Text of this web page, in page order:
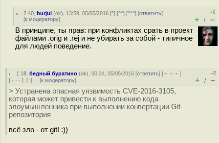
2.40 ,burjui (ok), 13:59, 05/05/2016 [^] [^^] [^^^] [ответить]
[к модератору]
+6
+ / –
В принципе, ты прав: при конфликтах срать в проект
файлами .orig и .rej и не убирать за собой - типичное
для людей поведение.
1.18 ,бедный буратино (ok), 00:24, 05/05/2016 [ответить] [ ﹢﹢﹢]
[ · · · ] [↑] [к модератору]
–2
+ / –
> Устранена опасная уязвимость CVE-2016-3105,
которая может привести к выполнению кода
злоумышленника при выполнении конвертации Git-
репозитория
всё зло - от git! :))